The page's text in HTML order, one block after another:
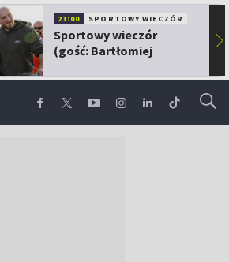
21:00 SPORTOWY WIECZÓR
Sportowy wieczór
(gość: Bartłomiej
▶